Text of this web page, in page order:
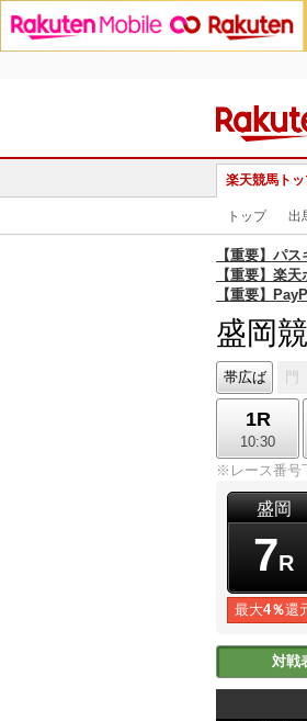
楽天競馬ト
トップ 出
【重要】パ
【重要】楽
【重要】
盛岡
帯広ば 門
1R
10:30
※レース番号
盛岡
7R
最大4％還
対戦